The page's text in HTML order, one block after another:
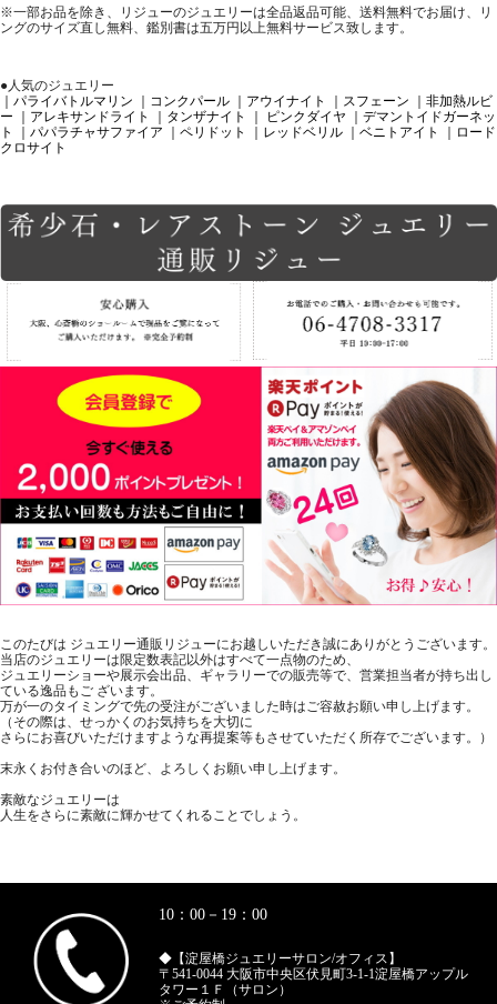
※一部お品を除き、リジューのジュエリーは全品返品可能、送料無料でお届け、リ
ングのサイズ直し無料、鑑別書は五万円以上無料サービス致します。
●人気のジュエリー
｜パライバトルマリン
｜コンクパール ｜アウイナイト ｜スフェーン
｜非加熱ルビ
ー
｜アレキサンドライト ｜タンザナイト ｜ ピンクダイヤ
｜デマントイドガーネッ
ト
｜パパラチャサファイア ｜ペリドット ｜レッドベリル ｜ベニトアイト
｜ロード
クロサイト
このたびは ジュエリー通販リジューにお越しいただき誠にありがとうございます。
当店のジュエリーは限定数表記以外はすべて一点物のため、
ジュエリーショーや展示会出品、ギャラリーでの販売等で、営業担当者が持ち出し
ている逸品もご ざいます。
万が一のタイミングで先の受注がございました時はご容赦お願い申し上げます。
（その際は、せっかくのお気持ちを大切に
さらにお喜びいただけますような再提案等もさせていただく所存でございます。）
末永くお付き合いのほど、よろしくお願い申し上げます。
素敵なジュエリーは
人生をさらに素敵に輝かせてくれることでしょう。
10：00－19：00
◆【淀屋橋ジュエリーサロン/オフィス】
〒541-0044 大阪市中央区伏見町3-1-1淀屋橋アップル
タワー１Ｆ（サロン）